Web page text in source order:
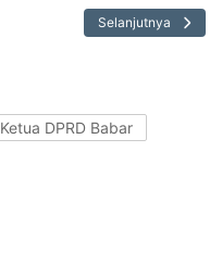
Selanjutnya
Ketua DPRD Babar